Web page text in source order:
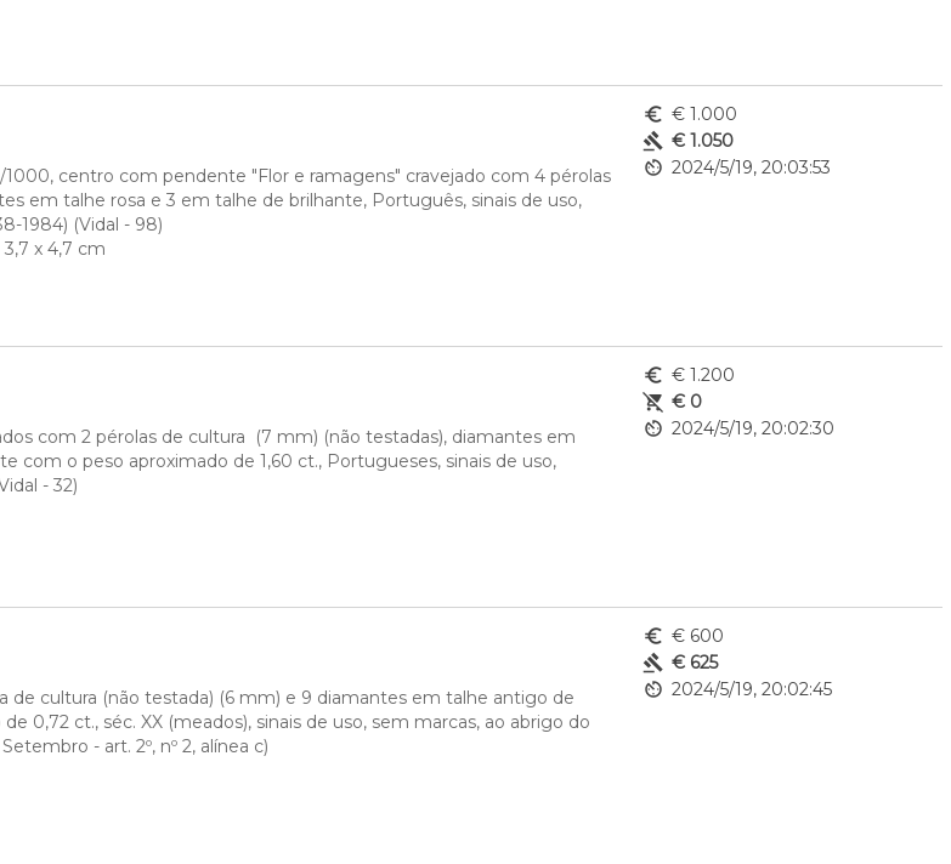
centro com pendente "Flor e ramagens" cravejado com 4 pérolas
em talhe rosa e 3 em talhe de brilhante, Português, sinais de uso,
1984) (Vidal - 98)
x 4,7 cm
euro_symbol € 1.000
gavel € 1.050
av_timer 2024/5/19, 20:03:53
com 2 pérolas de cultura  (7 mm) (não testadas), diamantes em
com o peso aproximado de 1,60 ct., Portugueses, sinais de uso,
- 32)
euro_symbol € 1.200
remove_shopping_cart € 0
av_timer 2024/5/19, 20:02:30
de cultura (não testada) (6 mm) e 9 diamantes em talhe antigo de
0,72 ct., séc. XX (meados), sinais de uso, sem marcas, ao abrigo do
- art. 2º, nº 2, alínea c)
euro_symbol € 600
gavel € 625
av_timer 2024/5/19, 20:02:45